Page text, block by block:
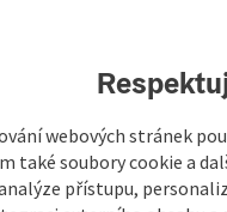
webových stránek
také soubory cookie a
přístupu,